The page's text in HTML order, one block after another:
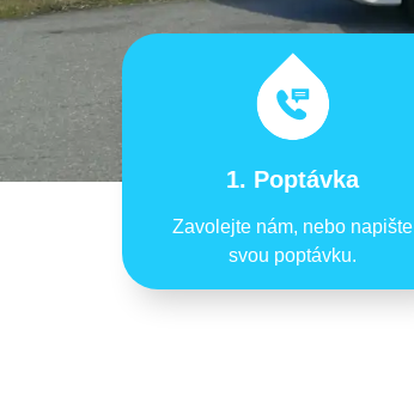
1. Poptávka
Zavolejte nám, nebo napište
svou poptávku.